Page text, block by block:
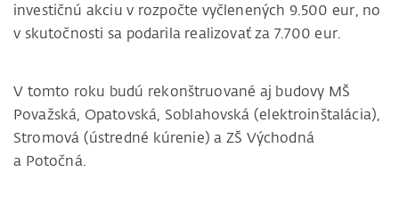
investičnú akciu v rozpočte vyčlenených 9.500 eur, no
v skutočnosti sa podarila realizovať za 7.700 eur.
V tomto roku budú rekonštruované aj budovy MŠ
Považská, Opatovská, Soblahovská (elektroinštalácia),
Stromová (ústredné kúrenie) a ZŠ Východná
a Potočná.